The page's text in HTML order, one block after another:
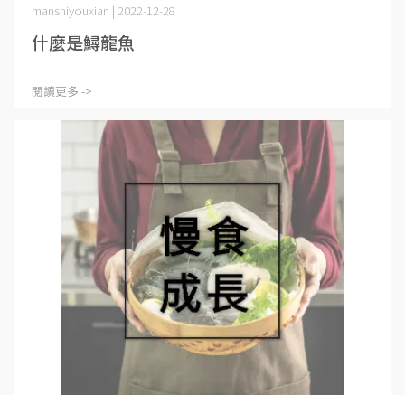
什麼是鱘龍魚
manshiyouxian | 2022-12-28
閱讀更多 ->